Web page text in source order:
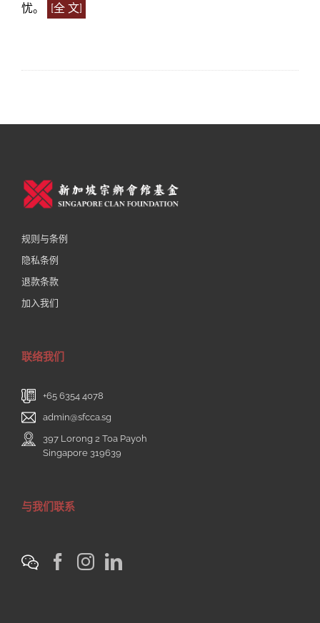
忧。
[全 文]
规则与条例
隐私条例
退款条款
加入我们
联络我们
+65 6354 4078
admin@sfcca.sg
397 Lorong 2 Toa Payoh
Singapore 319639
与我们联系